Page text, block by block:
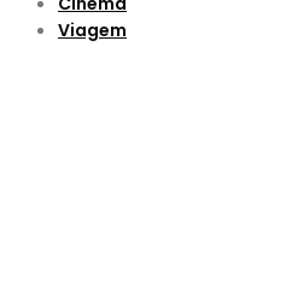
Viagem